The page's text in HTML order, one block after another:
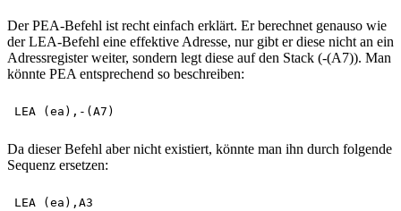
Der PEA-Befehl ist recht einfach erklärt. Er berechnet genauso wie
der LEA-Befehl eine effektive Adresse, nur gibt er diese nicht an ein
Adressregister weiter, sondern legt diese auf den Stack (-(A7)). Man
könnte PEA entsprechend so beschreiben:
Da dieser Befehl aber nicht existiert, könnte man ihn durch folgende
Sequenz ersetzen:
LEA (ea),A3